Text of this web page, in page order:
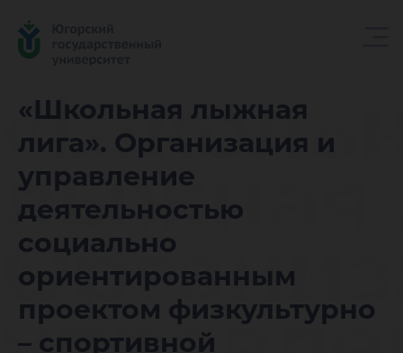
«Школьная лыжная
лига». Организация и
управление
деятельностью
социально
ориентированным
проектом физкультурно
– спортивной
лыжная